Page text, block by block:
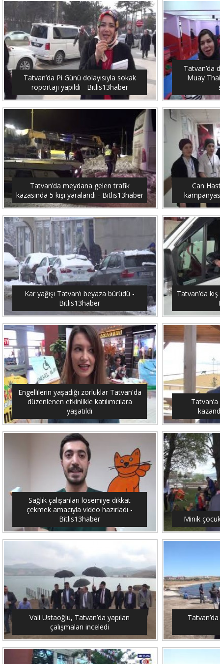
Tatvan’da Pi Günü dolayısıyla sokak
röportajı yapıldı - Bitlis13haber
Tatvan’da
Muay
Tatvan’da meydana gelen trafik
kazasında 5 kişi yaralandı - Bitlis13haber
Can
Kar yağışı Tatvan’ı beyaza bürüdü -
Bitlis13haber
Tatvan’da
Engellilerin yaşadığı zorluklar Tatvan'da
düzenlenen etkinlikle katılımcılara
yaşatıldı
Sağlık çalışanları lösemiye dikkat
çekmek amacıyla video hazırladı -
Bitlis13haber
Minik
Vali Ustaoğlu, Tatvan’da yapılan
çalışmaları inceledi